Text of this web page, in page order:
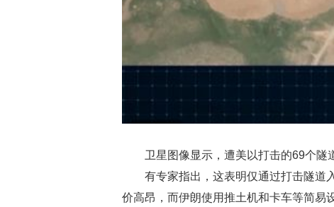
卫星图像显示，遭美以打击的69个
有专家指出，这表明仅通过打击隧道
价高昂，而伊朗使用推土机和卡车等简易